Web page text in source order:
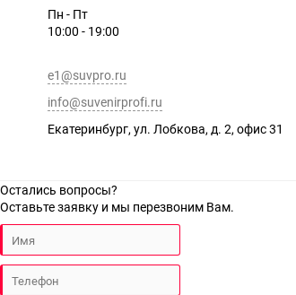
Пн - Пт
10:00 - 19:00
e1@suvpro.ru
info@suvenirprofi.ru
Екатеринбург, ул. Лобкова, д. 2, офис 31
Остались вопросы?
Оставьте заявку и мы перезвоним Вам.